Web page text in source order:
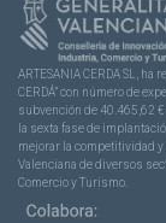
ARTESANIA CERDA SL, ha
CERDÁ” con número de
subvención de 40.465,62
la sexta fase de
mejorar la competitividad
Valenciana de diversos
Comercio y Turismo.